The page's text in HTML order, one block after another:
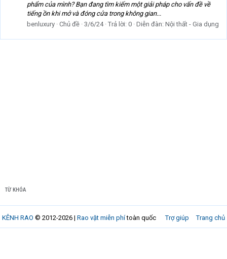
phẩm của mình? Bạn đang tìm kiếm một giải pháp cho vấn đề về
tiếng ồn khi mở và đóng cửa trong không gian...
benluxury Chủ đề 3/6/24 Trả lời: 0 Diễn đàn: Nội thất - Gia dụng
TỪ KHÓA
Trợ giúp Trang chủ
KÊNH RAO © 2012-2026 | Rao vặt miễn phítoàn quốc